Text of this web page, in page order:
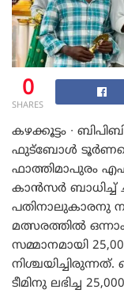
0
SHARES
കഴക്കൂട്ടം ∙
ഫുട്ബോൾ
ഫാത്തിമാപുരം
കാൻസർ ബാധിച്ച്
പതിനാലുകാരനു
മത്സരത്തിൽ
സമ്മാനമായി
ടീമിനു ലഭിച്ച